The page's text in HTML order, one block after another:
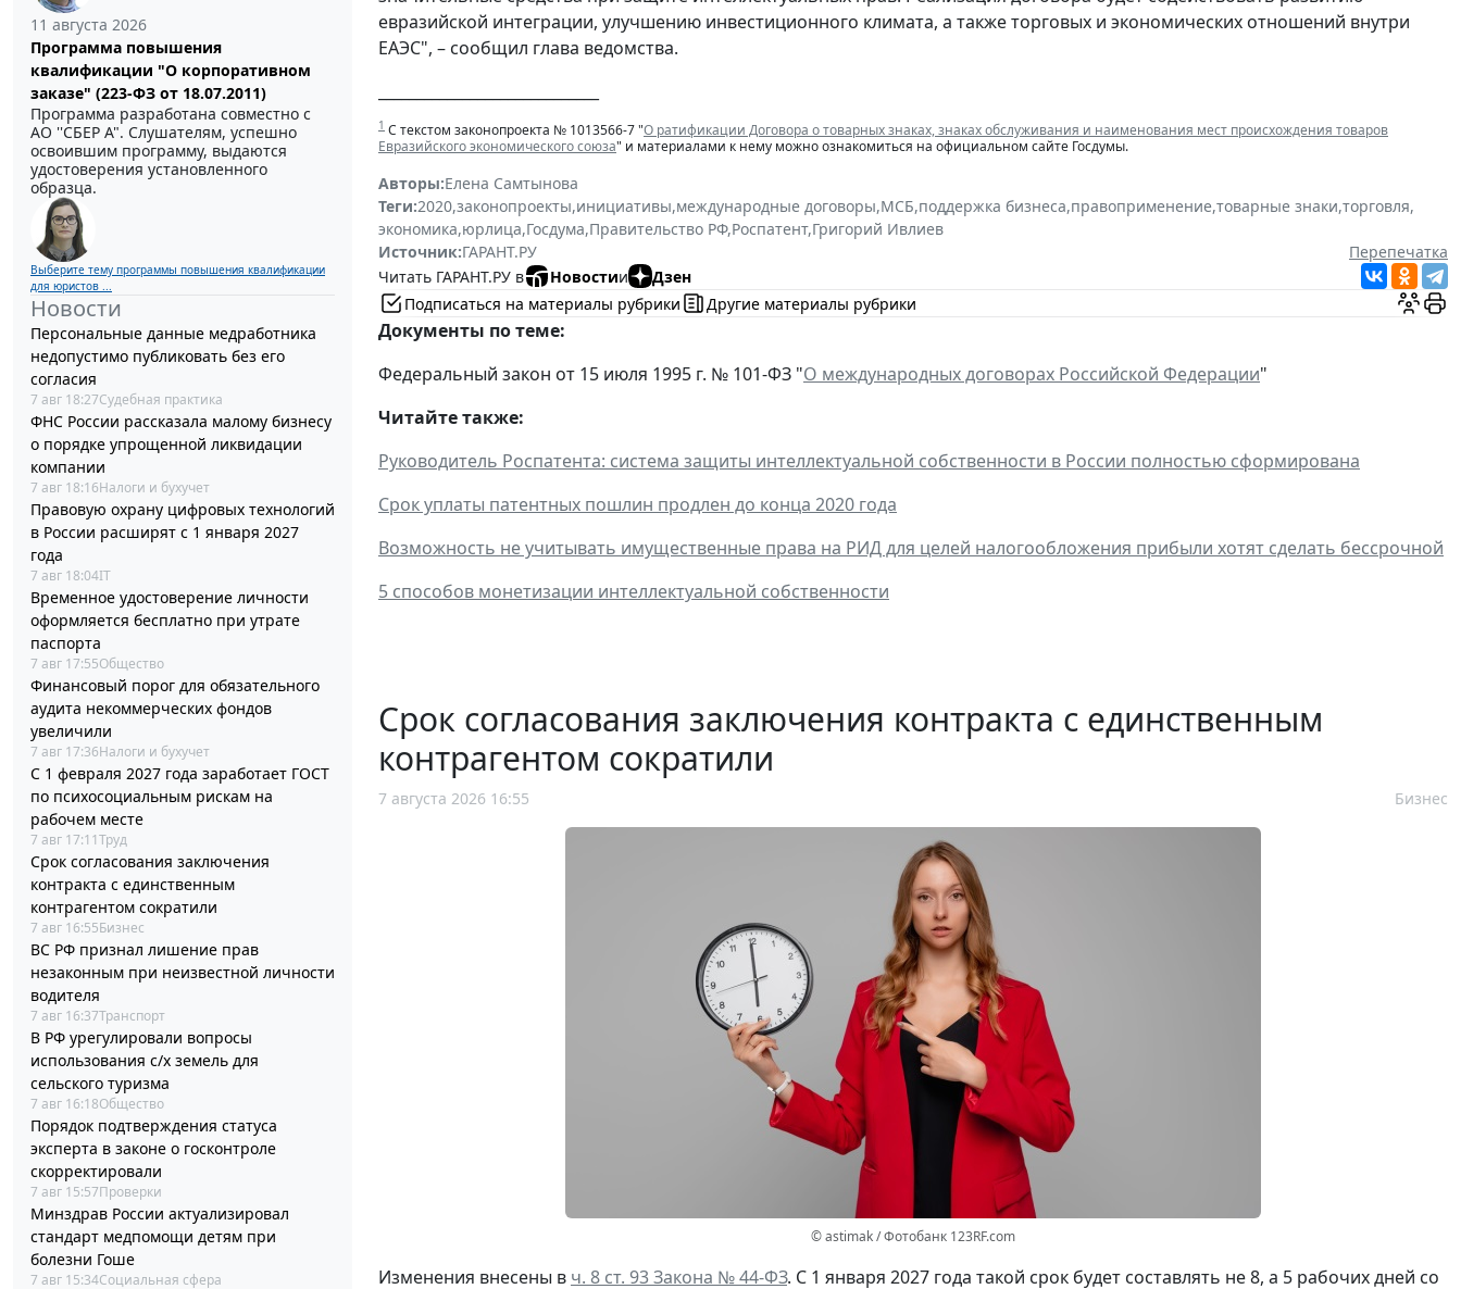
11 августа 2026
Программа повышения
квалификации "О корпоративном
заказе" (223-ФЗ от 18.07.2011)
Программа разработана совместно с
АО ''СБЕР А". Слушателям, успешно
освоившим программу, выдаются
удостоверения установленного
образца.
Выберите тему программы повышения квалификации
для юристов ...
Новости
Персональные данные медработника
недопустимо публиковать без его
согласия
7 авг 18:27Судебная практика
ФНС России рассказала малому бизнесу
о порядке упрощенной ликвидации
компании
7 авг 18:16Налоги и бухучет
Правовую охрану цифровых технологий
в России расширят с 1 января 2027
года
7 авг 18:04IT
Временное удостоверение личности
оформляется бесплатно при утрате
паспорта
7 авг 17:55Общество
Финансовый порог для обязательного
аудита некоммерческих фондов
увеличили
7 авг 17:36Налоги и бухучет
С 1 февраля 2027 года заработает ГОСТ
по психосоциальным рискам на
рабочем месте
7 авг 17:11Труд
Срок согласования заключения
контракта с единственным
контрагентом сократили
7 авг 16:55Бизнес
ВС РФ признал лишение прав
незаконным при неизвестной личности
водителя
7 авг 16:37Транспорт
В РФ урегулировали вопросы
использования с/х земель для
сельского туризма
7 авг 16:18Общество
Порядок подтверждения статуса
эксперта в законе о госконтроле
скорректировали
7 авг 15:57Проверки
Минздрав России актуализировал
стандарт медпомощи детям при
болезни Гоше
7 авг 15:34Социальная сфера
евразийской интеграции, улучшению инвестиционного климата, а также торговых и экономических отношений внутри
ЕАЭС", – сообщил глава ведомства.
1 С текстом законопроекта № 1013566-7 "О ратификации Договора о товарных знаках, знаках обслуживания и наименования мест происхождения товаров
Евразийского экономического союза" и материалами к нему можно ознакомиться на официальном сайте Госдумы.
Авторы:Елена Самтынова
Теги:2020,законопроекты,инициативы,международные договоры,МСБ,поддержка бизнеса,правоприменение,товарные знаки,торговля,
экономика,юрлица,Госдума,Правительство РФ,Роспатент,Григорий Ивлиев
Источник:ГАРАНТ.РУ
Перепечатка
Читать ГАРАНТ.РУ в
Новостии
Дзен
Подписаться на материалы рубрики
Другие материалы рубрики
Документы по теме:
Федеральный закон от 15 июля 1995 г. № 101-ФЗ "О международных договорах Российской Федерации"
Читайте также:
Руководитель Роспатента: система защиты интеллектуальной собственности в России полностью сформирована
Срок уплаты патентных пошлин продлен до конца 2020 года
Возможность не учитывать имущественные права на РИД для целей налогообложения прибыли хотят сделать бессрочной
5 способов монетизации интеллектуальной собственности
Срок согласования заключения контракта с единственным
контрагентом сократили
7 августа 2026 16:55 Бизнес
© astimak / Фотобанк 123RF.com
Изменения внесены в ч. 8 ст. 93 Закона № 44-ФЗ. С 1 января 2027 года такой срок будет составлять не 8, а 5 рабочих дней со